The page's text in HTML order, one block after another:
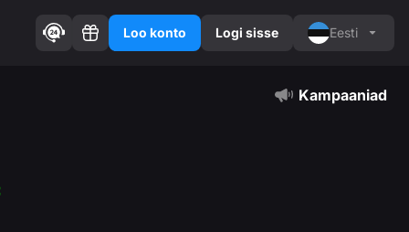
Loo konto Logi sisse Eesti
Kampaaniad